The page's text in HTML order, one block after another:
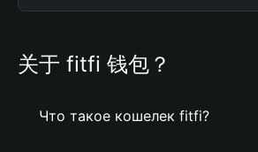
关于 fitfi 钱包？
Что такое кошелек fitfi?